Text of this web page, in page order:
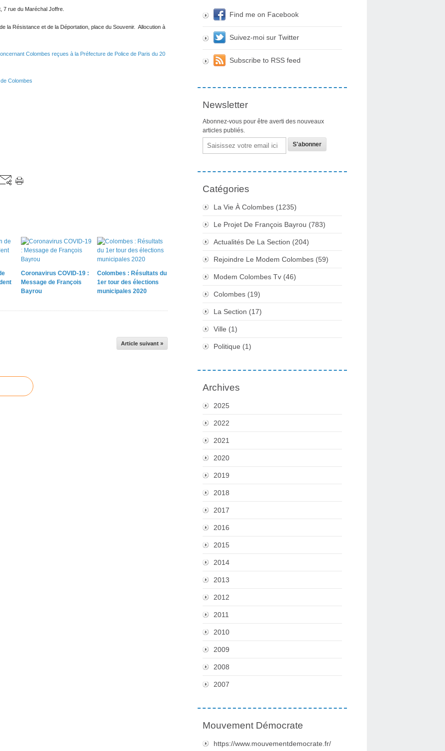
7 rue du Maréchal Joffre.
la Résistance et de la Déportation, place du Souvenir. Allocution à
Colombes reçues à la Préfecture de Police de Paris du 20
Colombes
Coronavirus COVID-19 :
Message de François
Bayrou
Colombes : Résultats du
1er tour des élections
municipales 2020
Article suivant »
Find me on Facebook
Suivez-moi sur Twitter
Subscribe to RSS feed
Newsletter
Abonnez-vous pour être averti des nouveaux
articles publiés.
Email
Catégories
La Vie À Colombes (1235)
Le Projet De François Bayrou (783)
Actualités De La Section (204)
Rejoindre Le Modem Colombes (59)
Modem Colombes Tv (46)
Colombes (19)
La Section (17)
Ville (1)
Politique (1)
Archives
2025
2022
2021
2020
2019
2018
2017
2016
2015
2014
2013
2012
2011
2010
2009
2008
2007
Mouvement Démocrate
https://www.mouvementdemocrate.fr/